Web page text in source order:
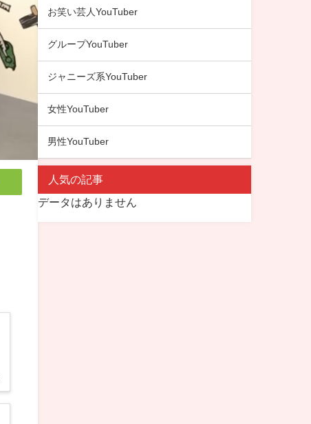
お笑い芸人YouTuber
グループYouTuber
ジャニーズ系YouTuber
女性YouTuber
男性YouTuber
人気の記事
データはありません